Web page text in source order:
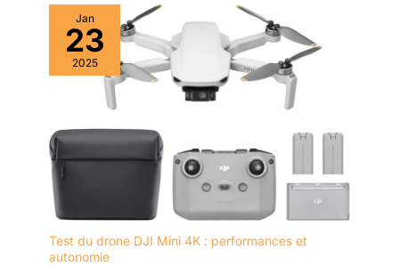
direzioni in su, in giù, in
avanti e all’indietro. Gli
algoritmi per Advanced
Assisted Flight System
(APAS 4.0) sono stati
ulteriormente migliorati,
automaticamente gli
ostacoli negli scenari più
complessi, anche ad alta
velocità.
Jan
23
2025
Test du drone DJI Mini 4K : performances et
autonomie